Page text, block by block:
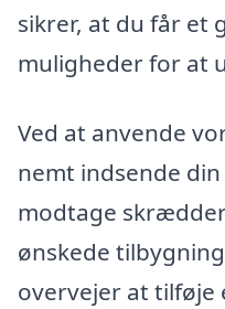
sikrer, at du får et
muligheder for at
Ved at anvende
nemt indsende
modtage
ønskede
overvejer at tilføje